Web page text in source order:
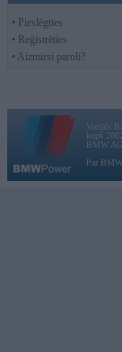
• Pieslēgties
• Reģistrēties
• Aizmirsi paroli?
Vortāls
kopš
BMW AG.
Par